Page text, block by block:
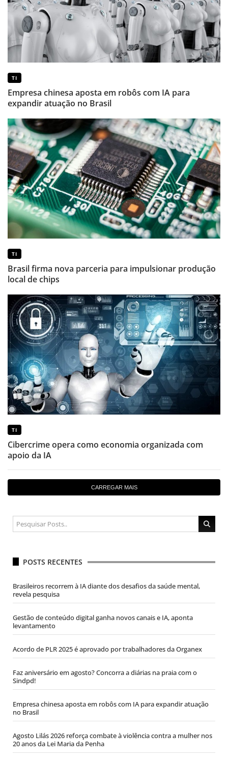
TI
Empresa chinesa aposta em robôs com IA para
expandir atuação no Brasil
TI
Brasil firma nova parceria para impulsionar produção
local de chips
TI
Cibercrime opera como economia organizada com
apoio da IA
CARREGAR MAIS
POSTS RECENTES
Brasileiros recorrem à IA diante dos desafios da saúde mental,
revela pesquisa
Gestão de conteúdo digital ganha novos canais e IA, aponta
levantamento
Acordo de PLR 2025 é aprovado por trabalhadores da Organex
Faz aniversário em agosto? Concorra a diárias na praia com o
Sindpd!
Empresa chinesa aposta em robôs com IA para expandir atuação
no Brasil
Agosto Lilás 2026 reforça combate à violência contra a mulher nos
20 anos da Lei Maria da Penha